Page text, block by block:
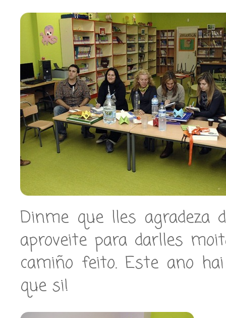
Dinme que lles agradeza
aproveite para darlles
camiño feito. Este ano
que si!